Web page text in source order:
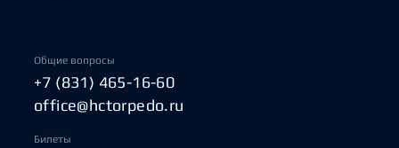
Общие вопросы
+7 (831) 465-16-60
office@hctorpedo.ru
Билеты